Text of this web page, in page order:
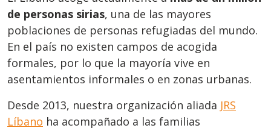
de personas sirias, una de las mayores
poblaciones de personas refugiadas del mundo.
En el país no existen campos de acogida
formales, por lo que la mayoría vive en
asentamientos informales o en zonas urbanas.
Desde 2013, nuestra organización aliada JRS
Líbano ha acompañado a las familias